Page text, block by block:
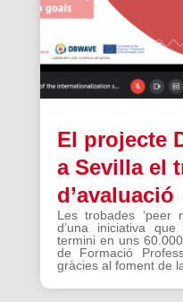
El projecte
a Sevilla el
d’avaluació
Les trobades ‘peer
d’una iniciativa
termini en uns
de Formació
gràcies al foment de